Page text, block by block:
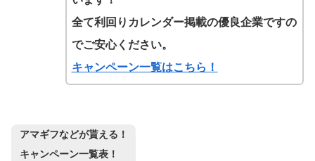
全て利回りカレンダー掲載の優良企業ですの
でご安心ください。
キャンペーン一覧はこちら！
アマギフなどが貰える！
キャンペーン一覧表！